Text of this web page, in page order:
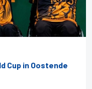
Cup in Oostende